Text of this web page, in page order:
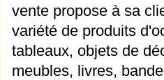
vente propose à sa
variété de produits
tableaux, objets de
meubles, livres,